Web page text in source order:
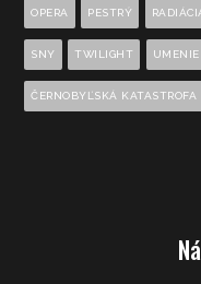
OPERA PESTRÝ
SNY TWILIGHT UMENIE
ČERNOBYĽSKÁ KATASTROFA